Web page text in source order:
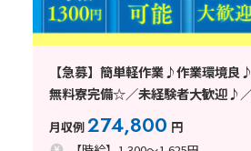
【急募】簡単軽作業♪作業環境良
無料寮完備☆／未経験者大歓迎♪
年齢層幅広く活躍中／愛媛県／
雇用実績有り
月収例274,800 円